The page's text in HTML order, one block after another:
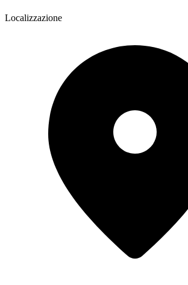
Localizzazione